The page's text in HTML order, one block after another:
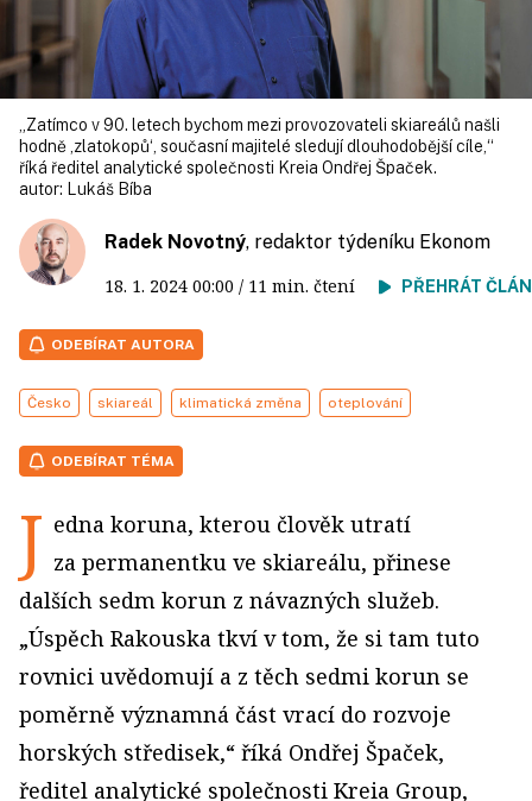
„Zatímco v 90. letech bychom mezi provozovateli skiareálů našli
hodně ‚zlatokopů‘, současní majitelé sledují dlouhodobější cíle,“
říká ředitel analytické společnosti Kreia Ondřej Špaček.
autor:
Lukáš Bíba
Radek Novotný, redaktor týdeníku Ekonom
18. 1. 2024 00:00 / 11 min. čtení PŘEHRÁT
ODEBÍRAT AUTORA
Česko skiareál klimatická změna oteplování
ODEBÍRAT TÉMA
J edna koruna, kterou člověk utratí
za permanentku ve skiareálu, přinese
dalších sedm korun z návazných služeb.
„Úspěch Rakouska tkví v tom, že si tam tuto
rovnici uvědomují a z těch sedmi korun se
poměrně významná část vrací do rozvoje
horských středisek,“ říká Ondřej Špaček,
ředitel analytické společnosti Kreia Group,